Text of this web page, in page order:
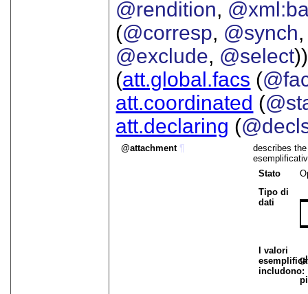
@rendition,
(@corresp, @synch
@exclude, @select
(att.global.facs (
att.coordinated (
att.declaring (
attachment ¶
describes
Stato
Tipo di
dati
I valori
includono: